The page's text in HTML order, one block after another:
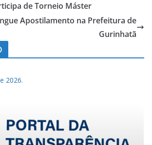
de Torneio Máster
Apostilamento na Prefeitura de
Gurinhatã
2026.